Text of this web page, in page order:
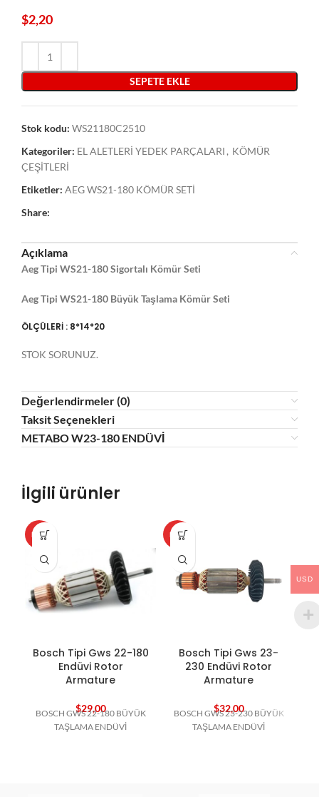
$2,20
SEPETE EKLE
Stok kodu: WS21180C2510
Kategoriler: EL ALETLERİ YEDEK PARÇALARI , KÖMÜR
ÇEŞİTLERİ
Etiketler: AEG WS21-180 KÖMÜR SETİ
Share:
Açıklama
Aeg Tipi WS21-180 Sigortalı Kömür Seti
Aeg Tipi WS21-180 Büyük Taşlama Kömür Seti
ÖLÇÜLERİ : 8*14*20
STOK SORUNUZ.
Değerlendirmeler (0)
Taksit Seçenekleri
METABO W23-180 ENDÜVİ
İlgili ürünler
HOT
Bosch Tipi Gws 22-180
Endüvi Rotor
Armature
$29,00
BOSCH GWS 22-180 BÜYÜK
TAŞLAMA ENDÜVİ
HOT
Bosch Tipi Gws 23-
230 Endüvi Rotor
Armature
$32,00
BOSCH GWS 23-230 BÜYÜK
TAŞLAMA ENDÜVİ
USD